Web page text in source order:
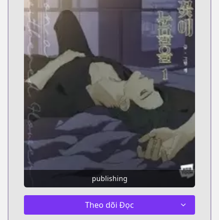
publishing
Theo dõi Đọc